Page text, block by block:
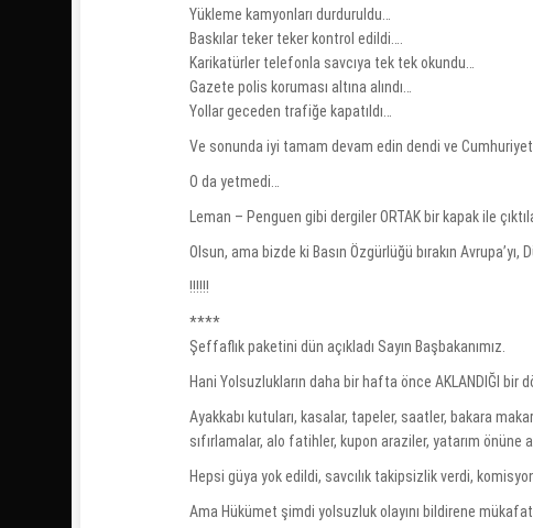
Yükleme kamyonları durduruldu…
Baskılar teker teker kontrol edildi….
Karikatürler telefonla savcıya tek tek okundu…
Gazete polis koruması altına alındı…
Yollar geceden trafiğe kapatıldı…
Ve sonunda iyi tamam devam edin dendi ve
O da yetmedi…
Leman – Penguen gibi dergiler ORTAK bir kapak ile
Olsun, ama bizde ki Basın Özgürlüğü bırakın Avrupa’yı,
!!!!!!
****
Şeffaflık paketini dün açıkladı Sayın Başbakanımız.
Hani Yolsuzlukların daha bir hafta önce AKLANDIĞI bir
Ayakkabı kutuları, kasalar, tapeler, saatler, bakara
sıfırlamalar, alo fatihler, kupon araziler, yatarım önüne
Hepsi güya yok edildi, savcılık takipsizlik verdi, komisyon
Ama Hükümet şimdi yolsuzluk olayını bildirene